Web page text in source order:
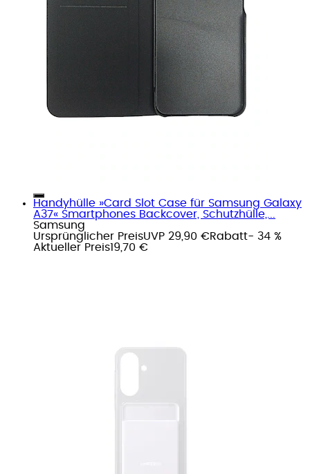
Handyhülle »Card Slot Case für Samsung Galaxy
A37« Smartphones Backcover, Schutzhülle,...
Samsung
Ursprünglicher PreisUVP 29,90 €Rabatt- 34 %
Aktueller Preis19,70 €